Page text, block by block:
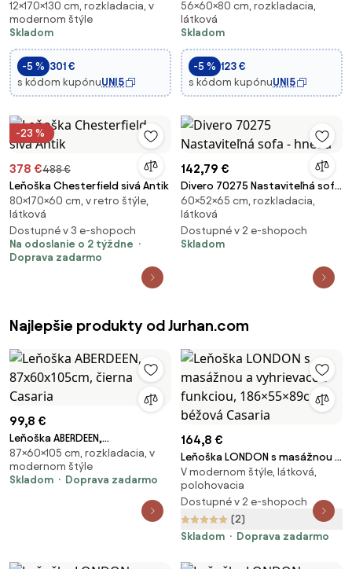
Gauč s 7 Polohami a Vankúšmi,
Moderný Gauč pre TV, Hry,
Čítanie, Yoga, Kanceláriu,
130x73x60 cm, Svetlo šedý |
Aosom
12×170×130 cm, rozkladacia, v
modernom štýle
Skladom
-5 % 301 €
s kódom kupónuUNI5
v 1 - Skladacia Posteľ s
Nastaviteľným Operadlom,
Podlahová Pohovka s
Dekoratívnym Vankúšom,
Podlahový Sedák do Obývačky,
56×60×80 cm, rozkladacia,
látková
Skladom
-5 % 123 €
s kódom kupónuUNI5
-23 %
378 €488 €
Leňoška Chesterfield sivá Antik
80×170×60 cm, v retro štýle,
látková
Dostupné v 3 e-shopoch
Na odoslanie o 2 týždne
Doprava zadarmo
142,79 €
Divero 70275 Nastaviteľná sofa
- hnedá
60×52×65 cm, rozkladacia,
látková
Dostupné v 2 e-shopoch
Skladom
Najlepšie produkty od Jurhan.com
99,8 €
Leňoška ABERDEEN,
87x60x105cm, čierna Casaria
87×60×105 cm, rozkladacia, v
modernom štýle
Skladom
Doprava zadarmo
164,8 €
Leňoška LONDON s masážnou a
vyhrievacou funkciou,
186×55×89cm, béžová Casaria
V modernom štýle, látková,
polohovacia
Dostupné v 2 e-shopoch
(2)
Skladom
Doprava zadarmo